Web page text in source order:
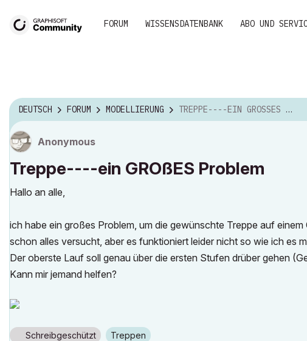
FORUM WISSENSDATENBANK ABO UND
DEUTSCH FORUM MODELLIERUNG TREPPE----EIN GROSSES PROBLEM
Anonymous
Treppe----ein GROßES Problem
Hallo an alle,
ich habe ein großes Problem, um die gewünschte Treppe auf
schon alles versucht, aber es funktioniert leider nicht so wie ich es
Der oberste Lauf soll genau über die ersten Stufen drüber gehen
Kann mir jemand helfen?
Schreibgeschützt Treppen